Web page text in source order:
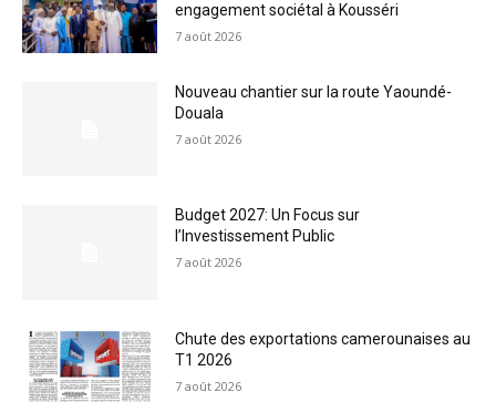
engagement sociétal à Kousséri
7 août 2026
Nouveau chantier sur la route Yaoundé-
Douala
7 août 2026
Budget 2027: Un Focus sur
l’Investissement Public
7 août 2026
Chute des exportations camerounaises au
T1 2026
7 août 2026